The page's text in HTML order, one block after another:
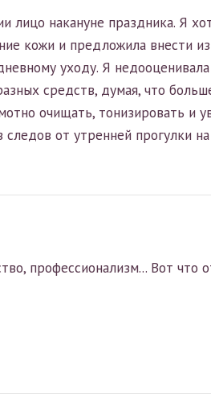
лицо накануне праздника. Я
кожи и предложила внести
уходу. Я
средств, думая, что
очищать, тонизировать и
от утренней прогулки
профессионализм... Вот что